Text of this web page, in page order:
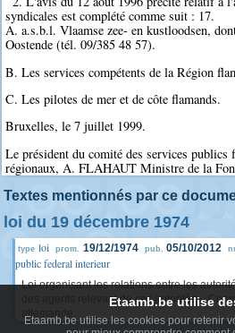
syndicales est complété comme suit : 17.
A. a.s.b.l. Vlaamse zee- en kustloodsen,
Oostende (tél. 09/385 48 57).
B. Les services compétents de la Région
C. Les pilotes de mer et de côte flamands.
Bruxelles, le 7 juillet 1999.
Le président du comité des services publics
régionaux, A. FLAHAUT Ministre de la
Textes mentionnés par ce
loi du 19 décembre 1974
type loi prom. 19/12/1974 pub. 05/10/2012
public federal interieur
Loi organisant les relations entre les
des agents relevant de ces autorités. -
allemande
Etaamb.be utilise
Etaamb.be utilise les cookies pour retenir